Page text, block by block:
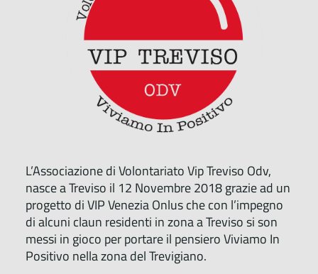
L’Associazione di Volontariato Vip Treviso Odv,
nasce a Treviso il 12 Novembre 2018 grazie ad un
progetto di VIP Venezia Onlus che con l’impegno
di alcuni claun residenti in zona a Treviso si son
messi in gioco per portare il pensiero Viviamo In
Positivo nella zona del Trevigiano.